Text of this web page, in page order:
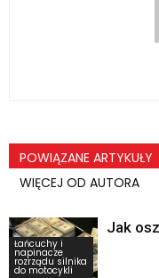
POWIĄZANE ARTYKUŁY
WIĘCEJ OD AUTORA
Łańcuchy i
napinacze
rozrządu silnika
do motocykli
Jak